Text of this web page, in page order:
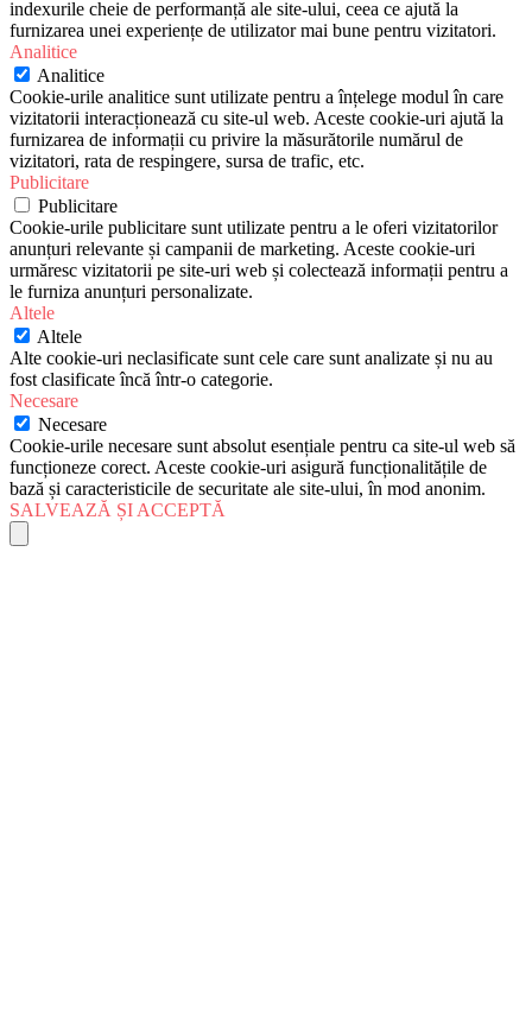
indexurile cheie de performanță ale site-ului, ceea ce ajută la
furnizarea unei experiențe de utilizator mai bune pentru vizitatori.
Analitice
Analitice
Cookie-urile analitice sunt utilizate pentru a înțelege modul în care
vizitatorii interacționează cu site-ul web. Aceste cookie-uri ajută la
furnizarea de informații cu privire la măsurătorile numărul de
vizitatori, rata de respingere, sursa de trafic, etc.
Publicitare
Publicitare
Cookie-urile publicitare sunt utilizate pentru a le oferi vizitatorilor
anunțuri relevante și campanii de marketing. Aceste cookie-uri
urmăresc vizitatorii pe site-uri web și colectează informații pentru a
le furniza anunțuri personalizate.
Altele
Altele
Alte cookie-uri neclasificate sunt cele care sunt analizate și nu au
fost clasificate încă într-o categorie.
Necesare
Necesare
Cookie-urile necesare sunt absolut esențiale pentru ca site-ul web să
funcționeze corect. Aceste cookie-uri asigură funcționalitățile de
bază și caracteristicile de securitate ale site-ului, în mod anonim.
SALVEAZĂ ȘI ACCEPTĂ